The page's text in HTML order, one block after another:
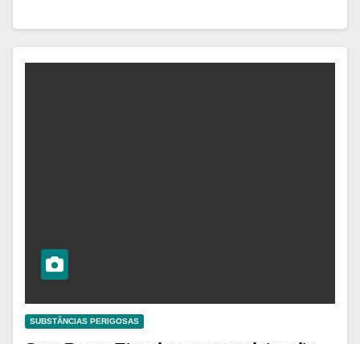
SUBSTÂNCIAS PERIGOSAS